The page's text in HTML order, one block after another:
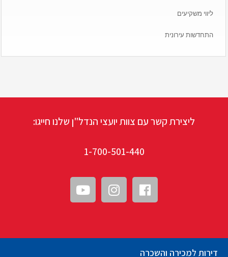
ליווי משקיעים
התחדשות עירונית
ליצירת קשר עם צוות יועצי הנדל"ן שלנו חייגו:
1-700-501-440
דירות למכירה והשכרה